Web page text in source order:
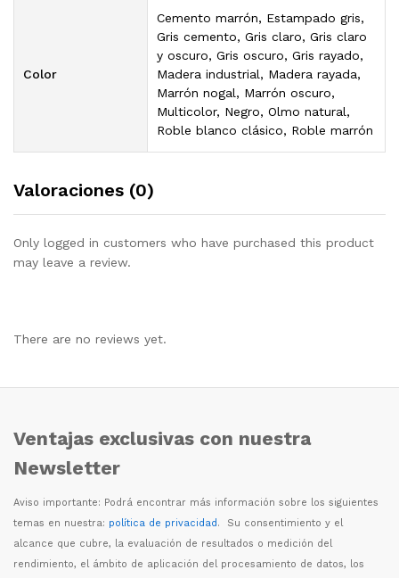
Color
Cemento marrón, Estampado gris,
Gris cemento, Gris claro, Gris claro
y oscuro, Gris oscuro, Gris rayado,
Madera industrial, Madera rayada,
Marrón nogal, Marrón oscuro,
Multicolor, Negro, Olmo natural,
Roble blanco clásico, Roble marrón
Valoraciones (0)
Only logged in customers who have purchased this product
may leave a review.
There are no reviews yet.
Ventajas exclusivas con nuestra
Newsletter
Aviso importante: Podrá encontrar más información sobre los siguientes
temas en nuestra: política de privacidad. Su consentimiento y el
alcance que cubre, la evaluación de resultados o medición del
rendimiento, el ámbito de aplicación del procesamiento de datos, los